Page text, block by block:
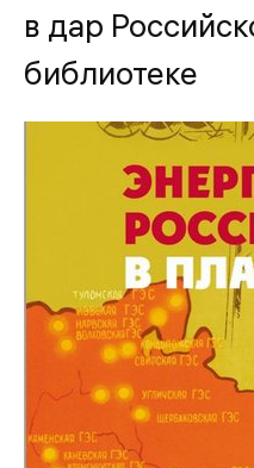
в дар
библиотеке